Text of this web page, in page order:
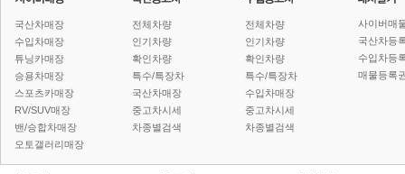
국산차매장
수입차매장
튜닝카매장
승용차매장
스포츠카매장
RV/SUV매장
밴/승합차매장
오토갤러리매장
전체차량
인기차량
확인차량
특수/특장차
국산차매장
중고차시세
차종별검색
전체차량
인기차량
확인차량
특수/특장차
수입차매장
중고차시세
차종별검색
사이버매
국산차등
수입차등
매물등록